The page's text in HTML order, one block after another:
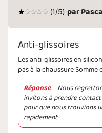
par
(1/5)
Anti-glissoires
Les anti-glissoires en
pas à la chaussure
Réponse Nous
invitons à prendre
pour que nous trouvions
rapidement.